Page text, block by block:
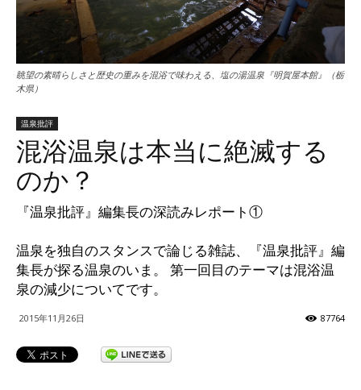
テ
ィ】
眺望の素晴らしさと歴史の重みを混浴で味わえる、塩の湯温泉『明賀屋本館』（栃
木県）
温泉批評
混浴温泉は本当に絶滅する
のか？
『温泉批評』編集長の深読みレポート①
温泉を独自のスタンスで論じる雑誌、『温泉批評』編
集長が探る温泉のいま。 第一回目のテーマは混浴温
泉の減少についてです。
2015年11月26日 87764